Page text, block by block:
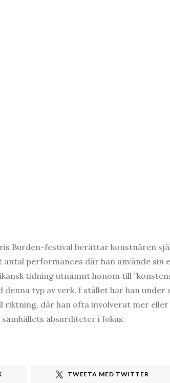
Burden-festival berättar konstnären
performances där han använde sin
tidning utnämnt honom till
typ av verk. I stället har han under
riktning, där han ofta involverat mer
absurditeter i fokus.
TWEETA MED TWITTER